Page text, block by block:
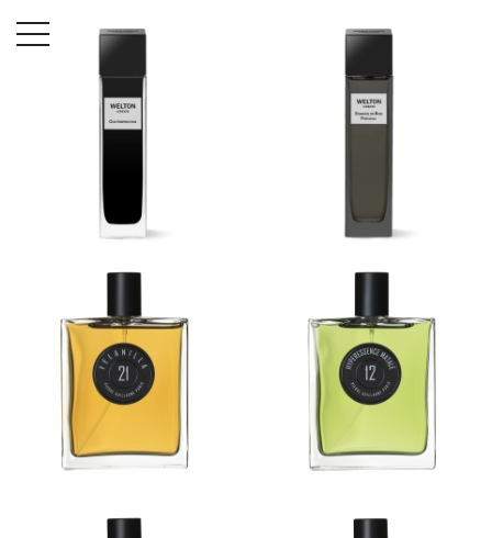
Menü
Startseite Düfte